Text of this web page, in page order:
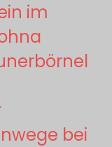
im
bei